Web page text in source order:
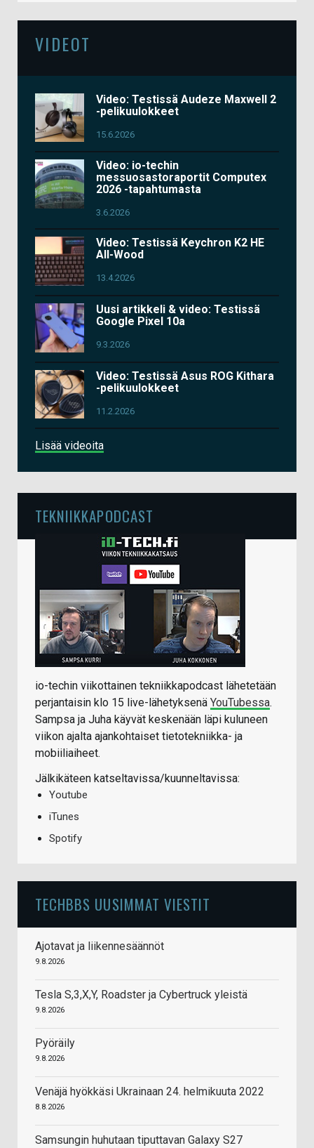
VIDEOT
Video: Testissä Audeze Maxwell 2
-pelikuulokkeet
15.6.2026
Video: io-techin
messuosastoraportit Computex
2026 -tapahtumasta
3.6.2026
Video: Testissä Keychron K2 HE
All-Wood
13.4.2026
Uusi artikkeli & video: Testissä
Google Pixel 10a
9.3.2026
Video: Testissä Asus ROG Kithara
-pelikuulokkeet
11.2.2026
Lisää videoita
TEKNIIKKAPODCAST
io-techin viikottainen tekniikkapodcast lähetetään
perjantaisin klo 15 live-lähetyksenä YouTubessa.
Sampsa ja Juha käyvät keskenään läpi kuluneen
viikon ajalta ajankohtaiset tietotekniikka- ja
mobiiliaiheet.
Jälkikäteen katseltavissa/kuunneltavissa:
Youtube
iTunes
Spotify
TECHBBS UUSIMMAT VIESTIT
Ajotavat ja liikennesäännöt
9.8.2026
Tesla S,3,X,Y, Roadster ja Cybertruck yleistä
9.8.2026
Pyöräily
9.8.2026
Venäjä hyökkäsi Ukrainaan 24. helmikuuta 2022
8.8.2026
Samsungin huhutaan tiputtavan Galaxy S27